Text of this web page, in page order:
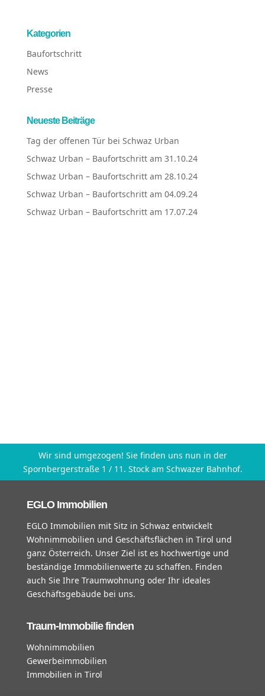
Kategorien
Baufortschritt
News
Presse
Neueste Beiträge
Tag der offenen Tür bei Schwaz Urban
Schwaz Urban – Baufortschritt am 31.10.24
Schwaz Urban – Baufortschritt am 28.10.24
Schwaz Urban – Baufortschritt am 04.09.24
Schwaz Urban – Baufortschritt am 17.07.24
EGLO Immobilien
EGLO Immobilien mit Sitz in Schwaz entwickelt
Wohnimmobilien und Geschäftsflächen in Tirol und
ganz Österreich. Unser Ziel ist es hochwertige und
beständige Immobilienwerte zu schaffen. Finden
auch Sie Ihre Traumwohnung oder Ihr ideales
Geschäftsgebäude bei uns.
Traum-Immobilie finden
Wohnimmobilien
Gewerbeimmobilien
Immobilien in Tirol
Wir sind umgezogen! Sie finden uns nun in der
Spornbergerstraße 1 / 11. Stock am Schwazer Bahnhof.